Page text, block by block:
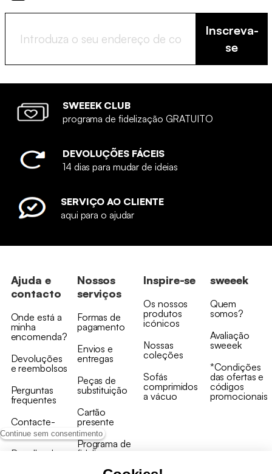
Continue sem consentimento
Inscreva-
se
SWEEEK CLUB
programa de fidelização GRATUITO
DEVOLUÇÕES FÁCEIS
14 dias para mudar de ideias
SERVIÇO AO CLIENTE
aqui para o ajudar
Ajuda e
contacto
Onde está a
minha
encomenda?
Devoluções
e reembolsos
Perguntas
frequentes
Contacte-
nos
Recolha de
Nossos
serviços
Formas de
pagamento
Envios e
entregas
Peças de
substituição
Cartão
presente
Programa de
fidelizaçao
Inspire-se
Os nossos
produtos
icónicos
Nossas
coleções
Sofás
comprimidos
a vácuo
sweeek
Quem
somos?
Avaliação
sweeek
*Condições
das ofertas e
códigos
promocionais